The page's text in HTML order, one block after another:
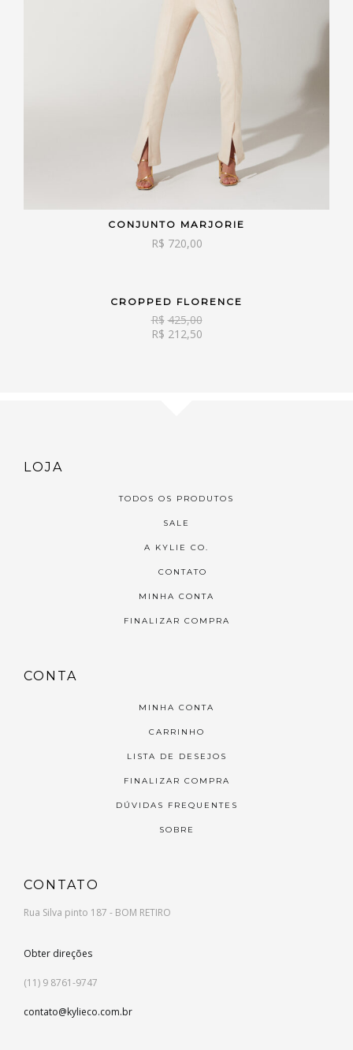
VER OPÇÕES
R$ 720,00
CONJUNTO MARJORIE
VER OPÇÕES
R$ 425,00
R$ 212,50
CROPPED FLORENCE
LOJA
TODOS OS PRODUTOS
SALE
A KYLIE CO.
CONTATO
MINHA CONTA
FINALIZAR COMPRA
CONTA
MINHA CONTA
CARRINHO
LISTA DE DESEJOS
FINALIZAR COMPRA
DÚVIDAS FREQUENTES
SOBRE
CONTATO
Rua Silva pinto 187 - BOM RETIRO
Obter direções
(11) 9 8761-9747
contato@kylieco.com.br